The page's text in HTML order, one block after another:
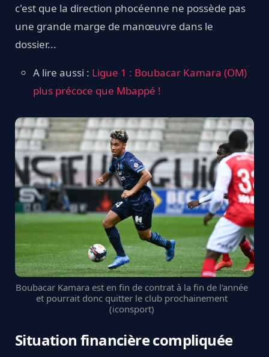
c'est que la direction phocéenne ne possède pas
une grande marge de manœuvre dans le
dossier...
A lire aussi : Ligue 1 : Boubacar Kamara (OM)
plus précoce que Mbappé !
Boubacar Kamara est en fin de contrat à la fin de l'année
et pourrait donc quitter le club prochainement
(iconsport)
Situation financière compliquée